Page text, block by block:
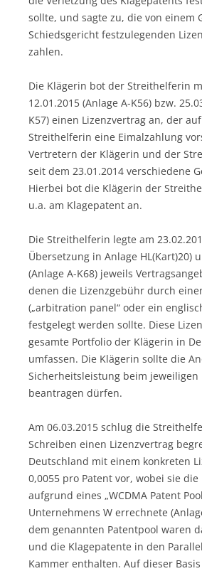
sollte, und sagte zu, die von einem
Schiedsgericht festzulegenden
zahlen.
Die Klägerin bot der Streithelferin
12.01.2015 (Anlage A-K56) bzw.
K57) einen Lizenzvertrag an, der
Streithelferin eine Eimalzahlung
Vertretern der Klägerin und der
seit dem 23.01.2014 verschiedene
Hierbei bot die Klägerin der
u.a. am Klagepatent an.
Die Streithelferin legte am
Übersetzung in Anlage HL(Kart)20)
(Anlage A-K68) jeweils
denen die Lizenzgebühr durch
(„arbitration panel“ oder ein
festgelegt werden sollte. Diese
gesamte Portfolio der Klägerin in
umfassen. Die Klägerin sollte die
Sicherheitsleistung beim jeweiligen
beantragen dürfen.
Am 06.03.2015 schlug die
Schreiben einen Lizenzvertrag
Deutschland mit einem konkreten
0,0055 pro Patent vor, wobei sie die
aufgrund eines „WCDMA Patent
Unternehmens W errechnete
dem genannten Patentpool waren
und die Klagepatente in den
Kammer enthalten. Auf dieser